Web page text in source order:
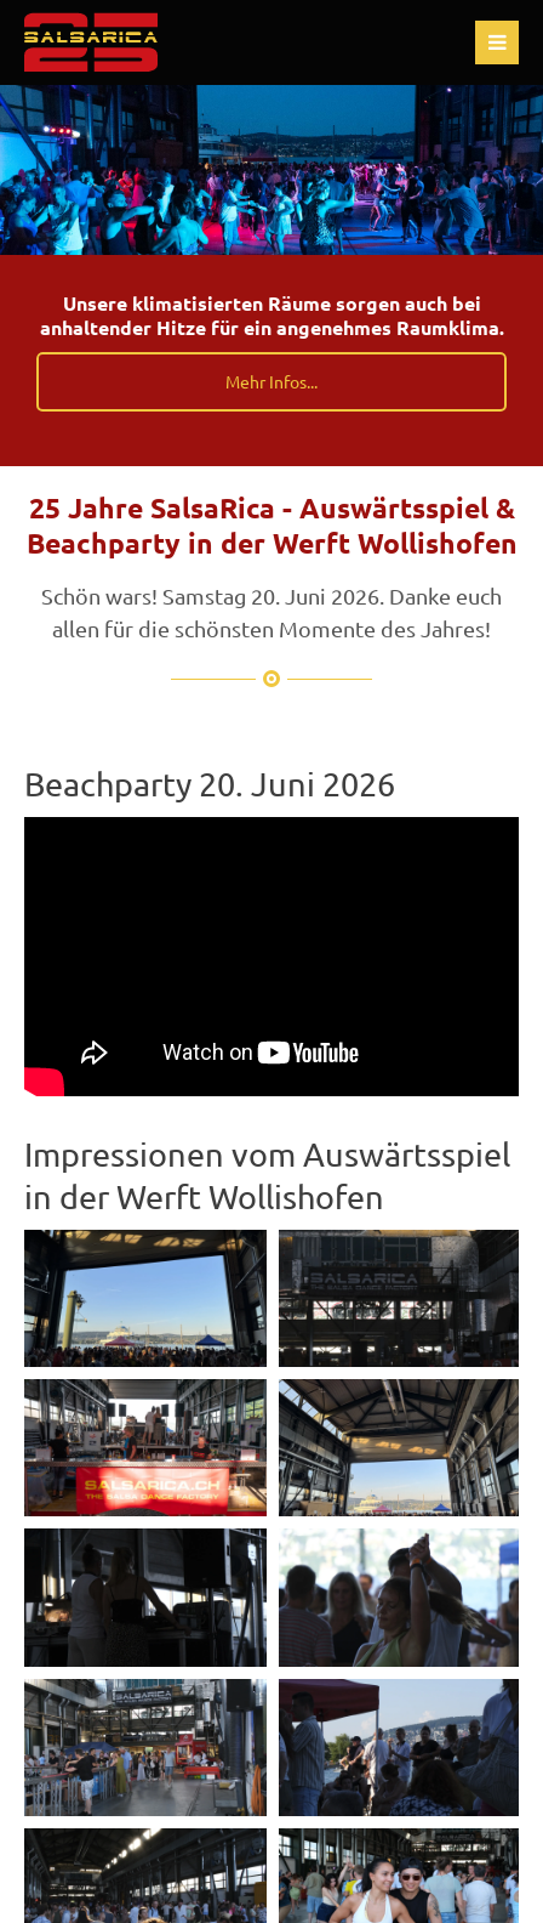
Unsere klimatisierten Räume sorgen auch bei
anhaltender Hitze für ein angenehmes Raumklima.
Mehr Infos...
25 Jahre SalsaRica - Auswärtsspiel &
Beachparty in der Werft Wollishofen
Schön wars! Samstag 20. Juni 2026. Danke euch
allen für die schönsten Momente des Jahres!
Beachparty 20. Juni 2026
Impressionen vom Auswärtsspiel
in der Werft Wollishofen